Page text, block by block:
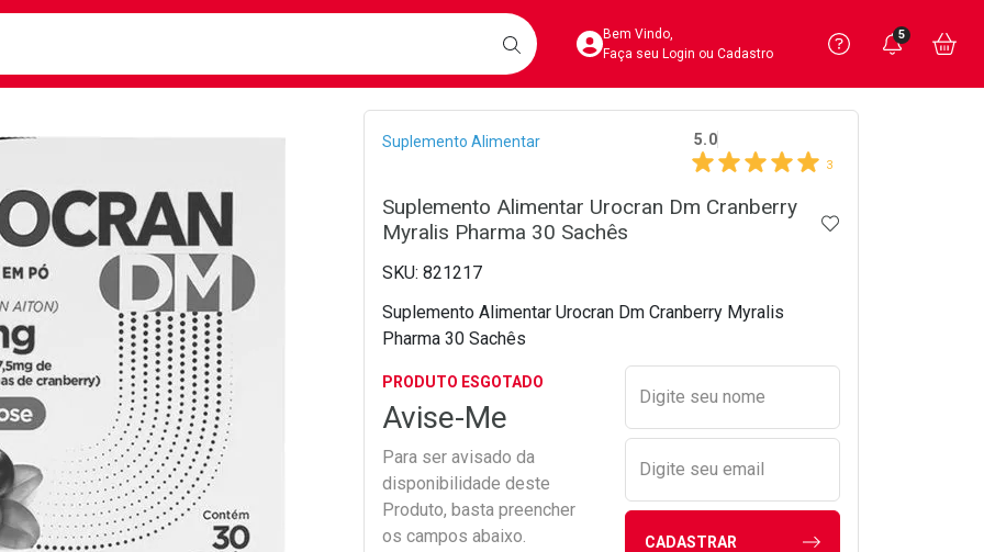
BUSCARAcesse sua Conta
Bem Vindo,
Faça seu Login ou Cadastro
Precisa
Ver Recursos
Você
5
Breadcrumb
Suplemento Alimentar 5.0
3
Suplemento Alimentar Urocran Dm Cranberry
Myralis Pharma 30 Sachês
ADICIONAR AOS
821217
Suplemento Alimentar Urocran Dm Cranberry Myralis
Pharma 30 Sachês
PRODUTO ESGOTADO
Avise-Me
Para ser avisado da
disponibilidade deste
Produto, basta preencher
os campos abaixo.
Preencher nome e email
Digite seu nome
Digite seu email
CADASTRAR